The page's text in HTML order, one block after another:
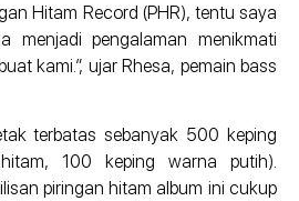
Hitam Record (PHR), tentu saya
menjadi pengalaman menikmati
kami.”, ujar Rhesa, pemain bass
terbatas sebanyak 500 keping
100 keping warna putih).
piringan hitam album ini cukup